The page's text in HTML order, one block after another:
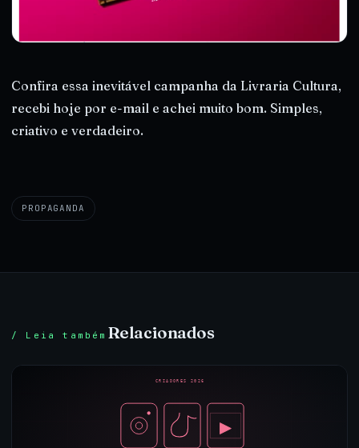
Confira essa inevitável campanha da Livraria Cultura,
recebi hoje por e-mail e achei muito bom. Simples,
criativo e verdadeiro.
PROPAGANDA
/ Leia também Relacionados